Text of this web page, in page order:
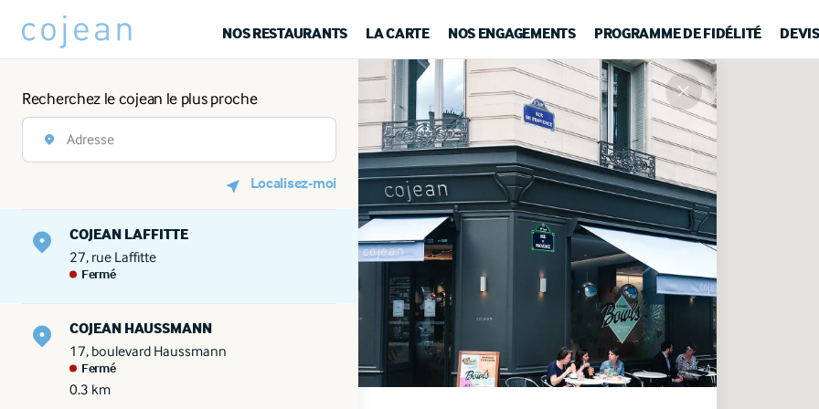
NOS RESTAURANTS LA CARTE NOS ENGAGEMENTS PROGRAMME DE FIDÉLITÉ DEVIS
Recherchez le cojean le plus proche
Localisez-moi
COJEAN LAFFITTE
27, rue Laffitte
Fermé
COJEAN HAUSSMANN
17, boulevard Haussmann
Fermé
0.3 km